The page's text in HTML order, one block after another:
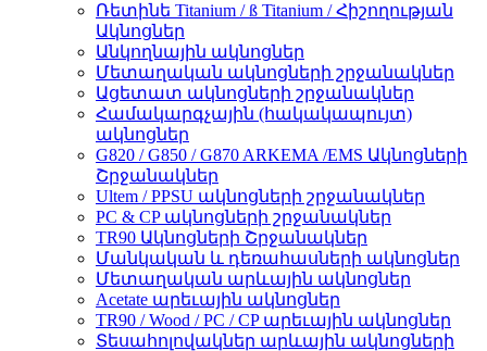
Ռետինե Titanium / ß Titanium / Հիշողության
Ակնոցներ
Անկողնային ակնոցներ
Մետաղական ակնոցների շրջանակներ
Ացետատ ակնոցների շրջանակներ
Համակարգչային (հակակապույտ)
ակնոցներ
G820 / G850 / G870 ARKEMA /EMS Ակնոցների
Շրջանակներ
Ultem / PPSU ակնոցների շրջանակներ
PC & CP ակնոցների շրջանակներ
TR90 Ակնոցների Շրջանակներ
Մանկական և դեռահասների ակնոցներ
Մետաղական արևային ակնոցներ
Acetate արեւային ակնոցներ
TR90 / Wood / PC / CP արեւային ակնոցներ
Տեսահոլովակներ արևային ակնոցների